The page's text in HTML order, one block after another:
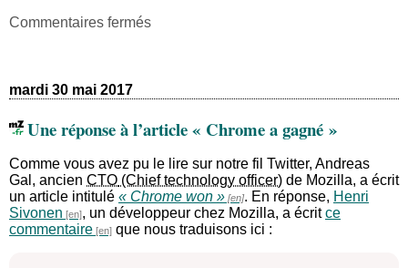
Commentaires ferméssur
sortie
Firefox
mardi 30 mai 2017
Une réponse à l’article « Chrome a gagné »
Comme vous avez pu le lire sur notre fil Twitter, Andreas
Gal, ancien CTO
de Mozilla, a écrit
un article intitulé « Chrome won » . En réponse, Henri
Sivonen
, un développeur chez Mozilla, a écritce
commentaire
que nous traduisons ici :